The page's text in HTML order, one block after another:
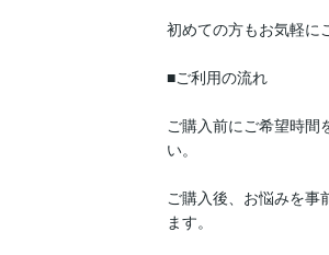
初めての方もお気軽に
■ご利用の流れ
ご購入前にご希望時間
い。
ご購入後、お悩みを事
ます。